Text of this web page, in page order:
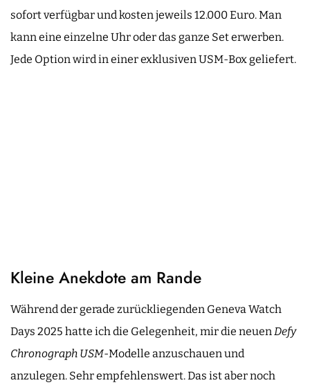
sofort verfügbar und kosten jeweils 12.000 Euro. Man
kann eine einzelne Uhr oder das ganze Set erwerben.
Jede Option wird in einer exklusiven USM-Box geliefert.
Kleine Anekdote am Rande
Während der gerade zurückliegenden Geneva Watch
Days 2025 hatte ich die Gelegenheit, mir die neuenDefy
Chronograph USM-Modelle anzuschauen und
anzulegen. Sehr empfehlenswert. Das ist aber noch